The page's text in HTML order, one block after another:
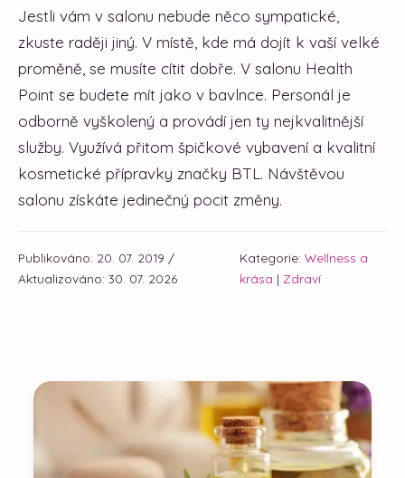
Jestli vám v salonu nebude něco sympatické,
zkuste raději jiný. V místě, kde má dojít k vaší velké
proměně, se musíte cítit dobře. V salonu Health
Point se budete mít jako v bavlnce. Personál je
odborně vyškolený a provádí jen ty nejkvalitnější
služby. Využívá přitom špičkové vybavení a kvalitní
kosmetické přípravky značky BTL. Návštěvou
salonu získáte jedinečný pocit změny.
Publikováno: 20. 07. 2019 /
Aktualizováno: 30. 07. 2026
Kategorie: Wellness a
krása | Zdraví